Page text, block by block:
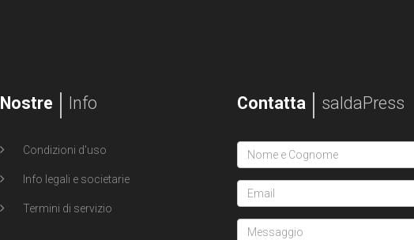
Nostre Info
Condizioni d'uso
Info legali e societarie
Termini di servizio
Contatta saldaPress